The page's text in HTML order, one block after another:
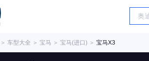
＞ 车型大全 ＞ 宝马 ＞ 宝马(进口) ＞ 宝马X3